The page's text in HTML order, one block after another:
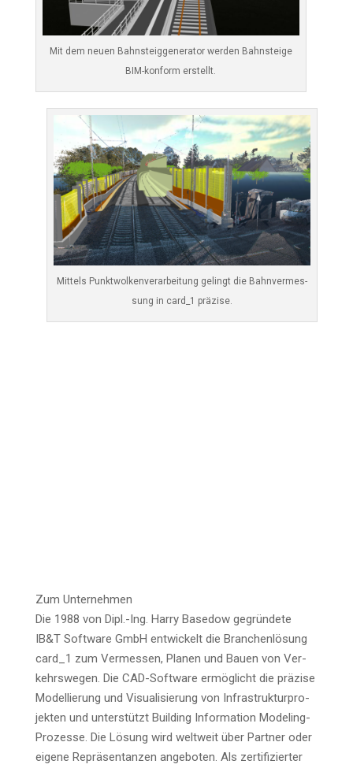
Mit dem neu­en Bahn­steig­ge­ne­ra­tor wer­den Bahn­stei­ge
BIM-kon­form erstellt.
Mit­tels Punkt­wol­ken­ver­ar­bei­tung gelingt die Bahn­ver­mes­
sung in card_1 präzise.
Zum Unter­neh­men
Die 1988 von Dipl.-Ing. Har­ry Base­dow gegrün­de­te
IB&T Soft­ware GmbH ent­wi­ckelt die Bran­chen­lö­sung
card_1 zum Ver­mes­sen, Pla­nen und Bau­en von Ver­
kehrs­we­gen. Die CAD-Soft­ware ermög­licht die prä­zi­se
Model­lie­rung und Visua­li­sie­rung von Infra­struk­tur­pro­
jek­ten und unter­stützt Buil­ding Infor­ma­ti­on Mode­ling-
Pro­zes­se. Die Lösung wird welt­weit über Part­ner oder
eige­ne Reprä­sen­tan­zen ange­bo­ten. Als zer­ti­fi­zier­ter